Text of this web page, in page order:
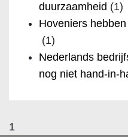
duurzaamheid (1)
Hoveniers
(1)
Nederlands
nog niet hand-in-
1